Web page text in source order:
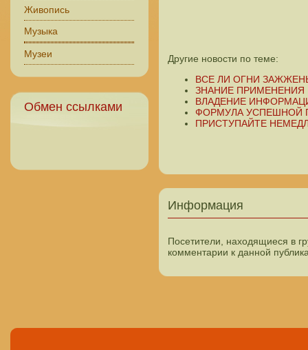
Живопись
Музыка
Музеи
Обмен ссылками
Другие новости по теме:
ВСЕ ЛИ ОГНИ
ЗНАНИЕ ПРИМЕНЕНИЯ
ВЛАДЕНИЕ
ФОРМУЛА УСПЕШНОЙ
ПРИСТУПАЙТЕ
Информация
Посетители, находящиеся в
комментарии к данной